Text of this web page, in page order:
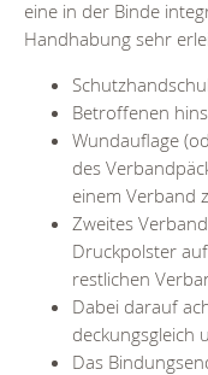
eine in der Binde
Handhabung sehr
Betroffenen
Wundauflage
des
einem Verband
Zweites
Druckpolster
restlichen
Dabei darauf
deckungsgleich
Das